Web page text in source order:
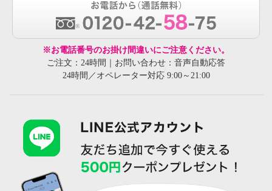
※お電話番号のお掛け間違いにご注意ください。
ご注文：24時間｜お問い合わせ：音声自動応答
24時間／オペレーター対応 9:00～21:00